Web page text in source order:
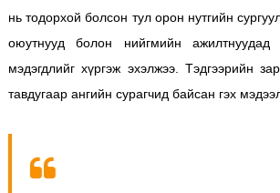
нь тодорхой болсон тул орон нутгийн
оюутнууд болон нийгмийн
мэдэгдлийг хүргэж эхэлжээ. Тэдгээрийн
тавдугаар ангийн сурагчид байсан гэх